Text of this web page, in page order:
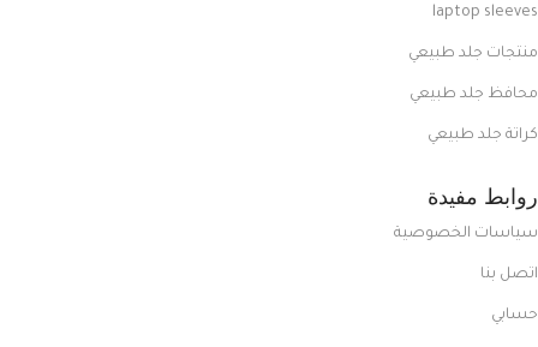
laptop sleeves
منتجات جلد طبيعي
محافظ جلد طبيعي
كراتة جلد طبيعي
روابط مفيدة
سياسات الخصوصية
اتصل بنا
حسابي